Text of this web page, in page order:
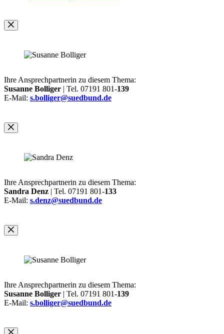
Ihre Ansprechpartnerin zu diesem Thema:
Susanne Bolliger | Tel. 07191 801-139
E-Mail: s.bolliger@suedbund.de
Ihre Ansprechpartnerin zu diesem Thema:
Sandra Denz | Tel. 07191 801-133
E-Mail: s.denz@suedbund.de
Ihre Ansprechpartnerin zu diesem Thema:
Susanne Bolliger | Tel. 07191 801-139
E-Mail: s.bolliger@suedbund.de